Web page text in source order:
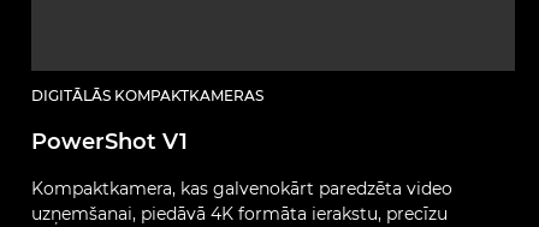
DIGITĀLĀS KOMPAKTKAMERAS
PowerShot V1
Kompaktkamera, kas galvenokārt paredzēta video
uzņemšanai, piedāvā 4K formāta ierakstu, precīzu